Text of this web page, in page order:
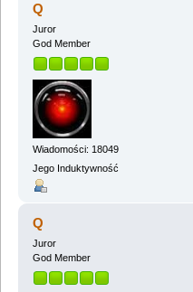
Q
Juror
God Member
Wiadomości: 18049
Jego Induktywność
Q
Juror
God Member